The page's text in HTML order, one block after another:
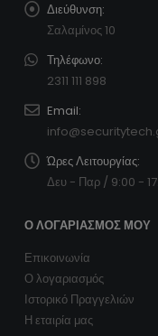
Διεύθυνση:
Σαλαμίνος 10
Τηλέφωνο:
2311 111 898
Email:
Ώρες Λειτουργίας:
Δευ - Παρ / 9:00 -
Ο ΛΟΓΑΡΙΑΣΜΌΣ ΜΟΥ
Επικοινωνία
Ο λογαριασμός
Ιστορικό Πραγγελιών
Η εταιρία μας